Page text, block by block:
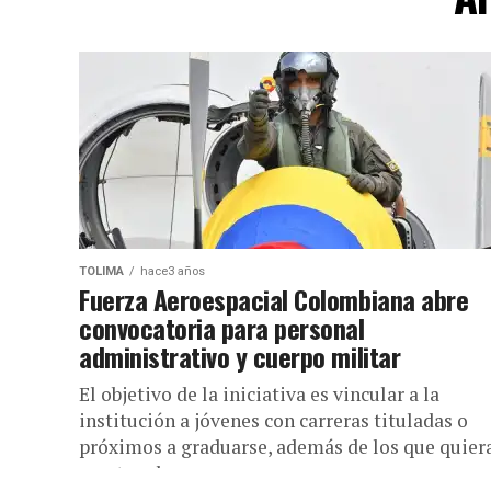
TOLIMA hace3 años
Fuerza Aeroespacial Colombiana abre
convocatoria para personal
administrativo y cuerpo militar
El objetivo de la iniciativa es vincular a la
institución a jóvenes con carreras tituladas o
próximos a graduarse, además de los que
prestar el...